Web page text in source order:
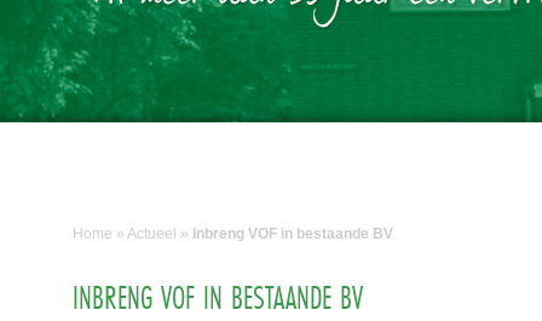
Home » Actueel » Inbreng VOF in bestaande BV
INBRENG VOF IN BESTAANDE BV